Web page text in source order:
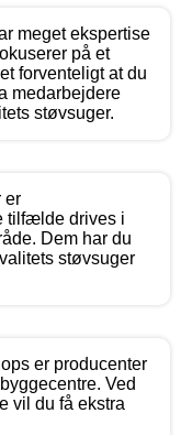
meget ekspertise
på et
forventeligt at du
medarbejdere
støvsuger.
er
tilfælde drives i
Dem har du
støvsuger
er producenter
Ved
vil du få ekstra